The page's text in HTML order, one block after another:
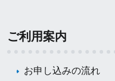
ご利用案内
お申し込みの流れ